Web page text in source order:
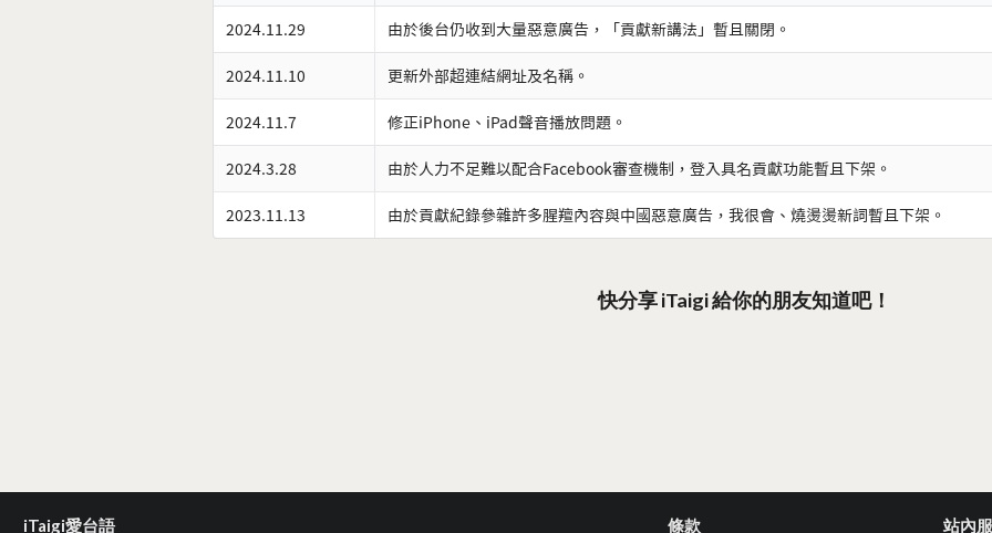
2024.11.29 由於後台仍收到大量惡意廣告，「貢獻新講法」暫且關閉。
2024.11.10 更新外部超連結網址及名稱。
2024.11.7 修正iPhone、iPad聲音播放問題。
2024.3.28 由於人力不足難以配合Facebook審查機制，登入具名貢獻功能暫且下架。
2023.11.13 由於貢獻紀錄參雜許多腥羶內容與中國惡意廣告，我很會、燒燙燙新詞暫且下架。
快分享 iTaigi 給你的朋友知道吧！
iTaigi愛台語 條款 站內